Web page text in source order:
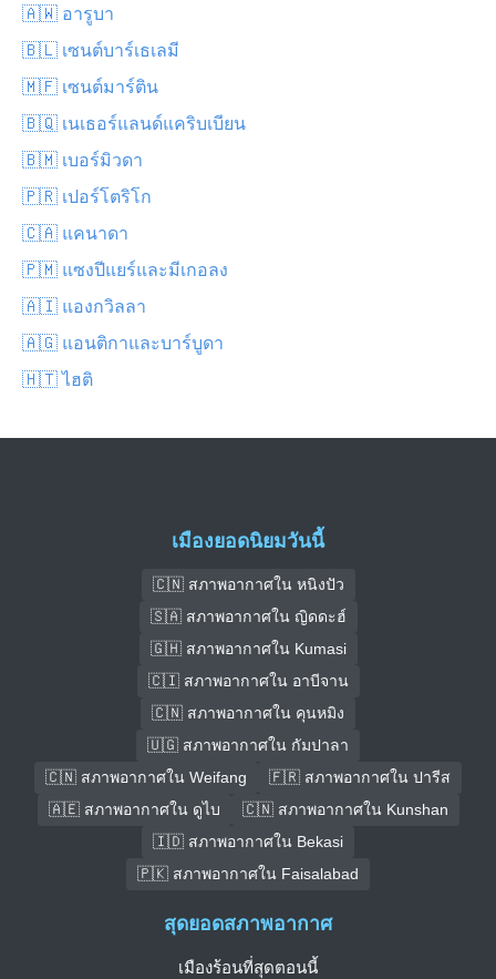
🇦🇼 อารูบา
🇧🇱 เซนต์บาร์เธเลมี
🇲🇫 เซนต์มาร์ติน
🇧🇶 เนเธอร์แลนด์แคริบเบียน
🇧🇲 เบอร์มิวดา
🇵🇷 เปอร์โตริโก
🇨🇦 แคนาดา
🇵🇲 แซงปีแยร์และมีเกอลง
🇦🇮 แองกวิลลา
🇦🇬 แอนติกาและบาร์บูดา
🇭🇹 ไฮติ
เมืองยอดนิยมวันนี้
🇨🇳 สภาพอากาศใน หนิงปัว
🇸🇦 สภาพอากาศใน ญิดดะฮ์
🇬🇭 สภาพอากาศใน Kumasi
🇨🇮 สภาพอากาศใน อาบีจาน
🇨🇳 สภาพอากาศใน คุนหมิง
🇺🇬 สภาพอากาศใน กัมปาลา
🇨🇳 สภาพอากาศใน Weifang
🇫🇷 สภาพอากาศใน ปารีส
🇦🇪 สภาพอากาศใน ดูไบ
🇨🇳 สภาพอากาศใน Kunshan
🇮🇩 สภาพอากาศใน Bekasi
🇵🇰 สภาพอากาศใน Faisalabad
สุดยอดสภาพอากาศ
เมืองร้อนที่สุดตอนนี้